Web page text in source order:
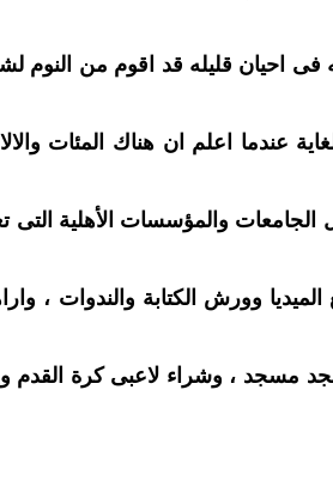
فى احيان قليله قد اقوم من
عندما اعلم ان هناك المئات
والمؤسسات الأهلية
وورش الكتابة والندوات ،
مسجد ، وشراء لاعبى كرة